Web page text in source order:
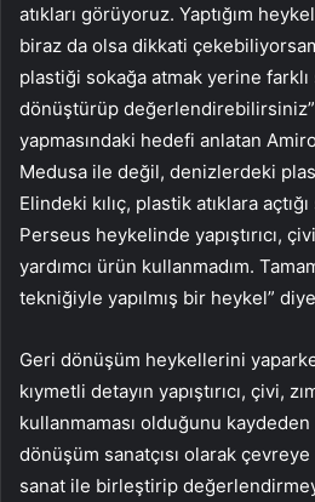
atıkları görüyoruz. Yaptığım
biraz da olsa dikkati
plastiği sokağa atmak yerine
dönüştürüp
yapmasındaki hedefi anlatan
Medusa ile değil, denizlerdeki
Elindeki kılıç, plastik atıklara
Perseus heykelinde yapıştırıcı,
yardımcı ürün kullanmadım.
tekniğiyle yapılmış bir heykel”
Geri dönüşüm heykellerini
kıymetli detayın yapıştırıcı, çivi,
kullanmaması olduğunu
dönüşüm sanatçısı olarak
sanat ile birleştirip